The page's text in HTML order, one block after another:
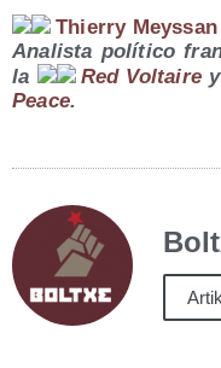
Thierry Meys­san
Ana­lis­ta polí­ti­co
la
Red Vol­tai­re
Pea­ce.